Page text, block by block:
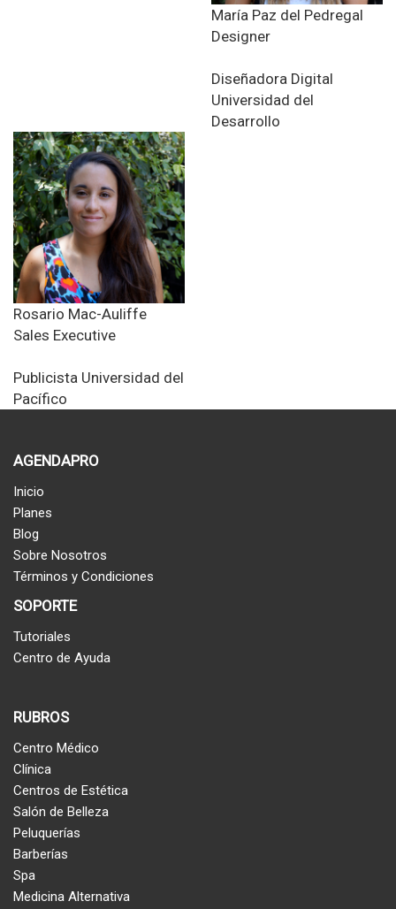
María Paz del Pedregal
Designer
Diseñadora Digital
Universidad del
Desarrollo
Rosario Mac-Auliffe
Sales Executive
Publicista Universidad del
Pacífico
AGENDAPRO
Inicio
Planes
Blog
Sobre Nosotros
Términos y Condiciones
SOPORTE
Tutoriales
Centro de Ayuda
RUBROS
Centro Médico
Clínica
Centros de Estética
Salón de Belleza
Peluquerías
Barberías
Spa
Medicina Alternativa